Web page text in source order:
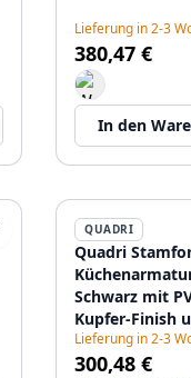
Lieferung in 2-3
380,47 €
In den
QUADRI
Quadri
Schwarz mit
Kupfer-Finish
Auslauf
Lieferung in 2-3
300,48 €